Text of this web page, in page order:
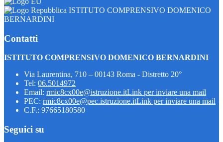
ISTITUTO COMPRENSIVO DOMENICO
BERNARDINI
Contatti
ISTITUTO COMPRENSIVO DOMENICO BERNARDINI
Via Laurentina, 710 – 00143 Roma - Distretto 20°
Tel: 06.5014972
Email: rmic8cx00e@istruzione.itLink per inviare una mail
PEC: rmic8cx00e@pec.istruzione.itLink per inviare una mail
C.F.: 97665180580
Seguici su